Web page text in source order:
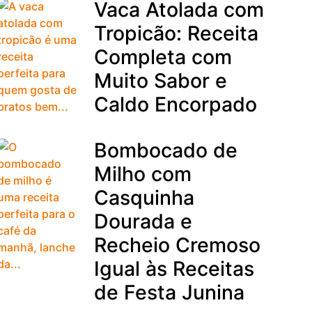
Vaca Atolada com
Tropicão: Receita
Completa com
Muito Sabor e
Caldo Encorpado
Bombocado de
Milho com
Casquinha
Dourada e
Recheio Cremoso
Igual às Receitas
de Festa Junina